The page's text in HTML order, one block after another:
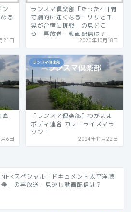
ン
る
21日
ランスマ倶楽部「たった4日間
で劇的に速くなる！リサと千
晃が合宿に挑戦」の見どこ
ろ・再放送・動画配信は？
2020年10月18日
直
6日
ランスマ倶楽部
［ランスマ倶楽部］わがまま
ボディ連合 カレーライスマラ
ソン！
2024年11月22日
NHKスペシャル「ドキュメント太平洋戦
争」の再放送・見逃し動画配信は？